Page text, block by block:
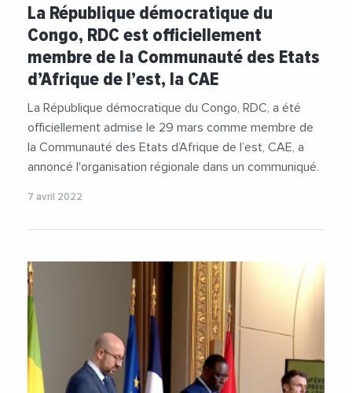
La République démocratique du
Congo, RDC est officiellement
membre de la Communauté des Etats
d’Afrique de l’est, la CAE
La République démocratique du Congo, RDC, a été
officiellement admise le 29 mars comme membre de
la Communauté des Etats d’Afrique de l’est, CAE, a
annoncé l'organisation régionale dans un communiqué.
7 avril 2022